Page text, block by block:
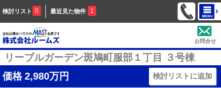
検討リスト 0 最近見た物件 1
お問合せ
リーブルガーデン斑鳩町服部１丁目 ３号棟
価格 2,980万円 検討リストに追加